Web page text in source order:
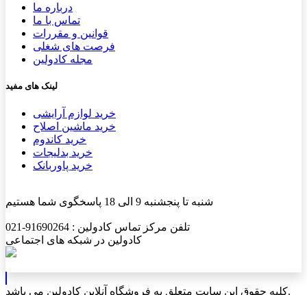
درباره ما
تماس با ما
قوانین و مقررات
فرصت های شغلی
مجله کادولین
لینک های مفید
خرید لوازم آرایشی
خرید ماشین اصلاح
خرید کاندوم
خرید بدلیجات
خرید پاوربانک
شنبه تا پنجشنبه 9 الی 18 پاسخگوی شما هستیم
تلفن مرکز تماس کادولین : 91690264-021
کادولین در شبکه های اجتماعی
کلیه حقوق این سایت متعلق به فروشگاه آنلاین کادولین می باشد.